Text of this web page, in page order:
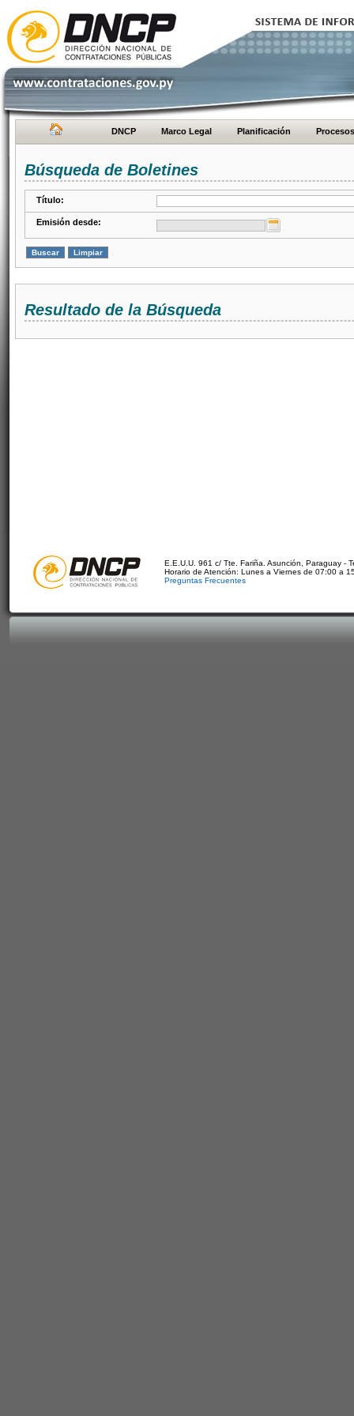
DNCP Marco Legal Planificación Procesos
Búsqueda de Boletines
Título:
Emisión desde:
Resultado de la Búsqueda
E.E.U.U. 961 c/ Tte. Fariña. Asunción, Paraguay -
Horario de Atención: Lunes a Viernes de 07:00 a
Preguntas Frecuentes